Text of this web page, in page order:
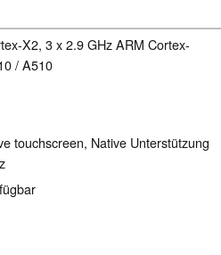
X2, 3 x 2.9 GHz ARM Cortex-
/ A510
touchscreen, Native Unterstützung